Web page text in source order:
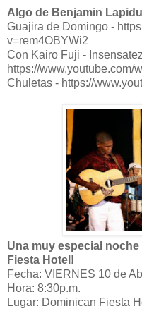
Algo de Benjamin
Guajira de Domingo -
v=rem4OBYWi2
Con Kairo Fuji -
https://www.youtube.com/
Chuletas - https://
Una muy especial
Fiesta Hotel!
Fecha: VIERNES 10 de
Hora: 8:30p.m.
Lugar: Dominican Fiesta